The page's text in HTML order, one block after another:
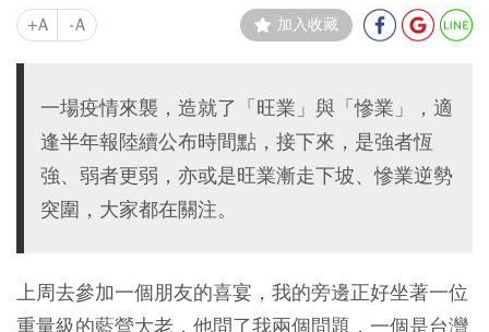
+A -A 加入收藏
一場疫情來襲，造就了「旺業」與「慘業」，適
逢半年報陸續公布時間點，接下來，是強者恆
強、弱者更弱，亦或是旺業漸走下坡、慘業逆勢
突圍，大家都在關注。
上周去參加一個朋友的喜宴，我的旁邊正好坐著一位
重量級的藍營大老，他問了我兩個問題，一個是台灣